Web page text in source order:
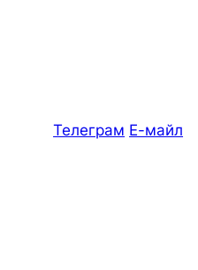
Телеграм Е-майл